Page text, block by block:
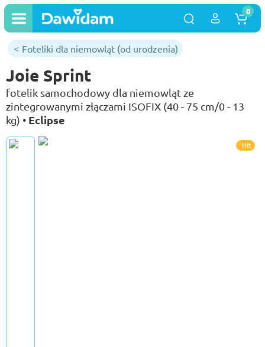
0
Foteliki dla niemowląt (od urodzenia)
Joie Sprint
fotelik samochodowy dla niemowląt ze
zintegrowanymi złączami ISOFIX (40 - 75 cm/0 - 13
kg) • Eclipse
Hit